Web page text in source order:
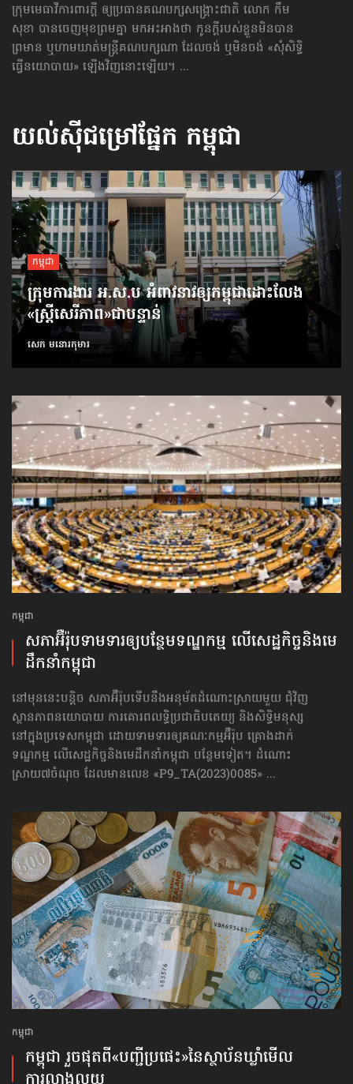
ក្រុមមេធាវីការពារក្ដី ឲ្យប្រធានគណបក្សសង្គ្រោះជាតិ លោក កឹម
សុខា បានចេញមុខព្រមគ្នា មកអះអាងថា កូនក្ដីរបស់ខ្លួនមិនបាន
ព្រមាន ឬហាមឃាត់មន្ត្រីគណបក្សណា ដែលចង់ ឬមិនចង់ «សុំសិទ្ធិ​​
ធ្វើ​នយោបាយ» ឡើងវិញនោះឡើយ។ ...
យល់ស៊ីជម្រៅផ្នែក កម្ពុជា
កម្ពុជា
ក្រុមការងារ អ.ស.ប អំពាវនាវ​ឲ្យកម្ពុជា​ដោះលែង​
«ស្ត្រីសេរីភាព»​ជាបន្ទាន់
សេក មនោរកុមារ
កម្ពុជា
សភាអ៊ឺរ៉ុបទាមទារ​ឲ្យបន្ថែម​ទណ្ឌកម្ម លើសេដ្ឋកិច្ច​និងមេ
ដឹកនាំកម្ពុជា
នៅមុននេះបន្តិច សភាអ៊ឺរ៉ុបទើបនឹងអនុម័តដំណោះស្រាយមួយ ជុំវិញ
ស្ថានភាពនយោបាយ ការគោរព​លទ្ធិ​ប្រជាធិបតេយ្យ និងសិទ្ធិមនុស្ស
នៅក្នុងប្រទេសកម្ពុជា ដោយទាមទារឲ្យគណៈកម្មអ៊ឺរ៉ុប គ្រោងដាក់​
ទណ្ឌកម្ម លើសេដ្ឋកិច្ច​និងមេដឹកនាំកម្ពុជា បន្ថែមទៀត។ ដំណោះ
ស្រាយ៧ចំណុច ដែលមានលេខ «P9_TA(2023)0085» ...
កម្ពុជា
កម្ពុជា រួចផុតពី«បញ្ជីប្រផេះ»​នៃស្ថាប័ន​ឃ្លាំមើល​